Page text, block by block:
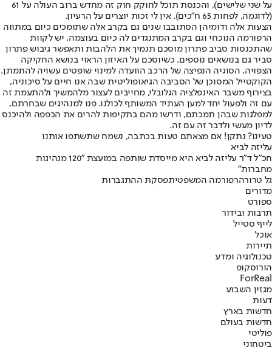
על שני שלישים), והכנסת תוכל לחוקק חוק זה מחדש ברוב העולה על 61
(לדוגמה, לפחות 65 ח"כים). אין לי זכות יוצרים על הרעיון.
הצעות אלה ודומיהן הסתובבו שנים גם בקרב אלה שתומכים כיום במתווה
הרפורמה הנוכחי וגם בקרב המתנגדים לה כיום בעוצמה. יש לקוות
שהתכנסות סביב פתרון מוסכם תנמיך את הלהבות ותאפשר גיבוש פתרון
סביר גם בנושאים נוספים. כשיוסכם על האיזון הראוי בנושא החקיקה
הצפויה, הסוגיה הנפיצה של הרכב הוועדה למינוי שופטים עשויה להתמתן.
הקוקטייל המסוכן של הסביבה הגיאופוליטית שבה אנו חיים על סיכוניה,
בצירוף משבר האינפלציה הגלובלי, מחייבים לעצור מלהמשיך ולהתעמת זה
עם זה ולפעול יחד למען העתיד המשותף לכולנו. פנו למנהיגים שבחרתם,
למפלגות שבהן תמכתם, ודרשו מהם בתקיפות להרים את הכפפה ולהיכנס
לדיון מעשי ולדבר זה עם זה.
טעינו? נתקן! אם מצאתם טעות בכתבה, נשמח שתשתפו אותנו
עליזה לביא
חכ"ל ד"ר עליזה לביא היא מייסדת שותפה במועצת "120 מנהיגות
מחברות"
גל טרורהרפורמה המשפטיתפסקת ההתגברות
מדורים
ספורט
תרבות ובידור
לייף סטייל
אוכל
תיירות
טכנולוגיה ומדע
הורוסקופ
ForReal
מגזין השבוע
דעות
חדשות בארץ
חדשות בעולם
פוליטי
ביטחוני